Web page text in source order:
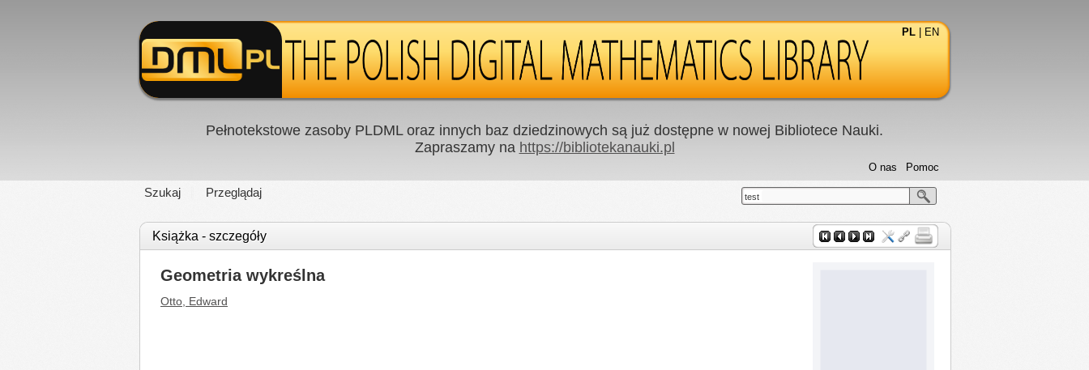
PL EN
Pełnotekstowe zasoby PLDML oraz innych baz dziedzinowych są już dostępne w nowej Bibliotece Nauki.
Zapraszamy na https://bibliotekanauki.pl
Szukaj Przeglądaj
Pomoc
O nas
test
Książka - szczegóły
Geometria wykreślna
Otto, Edward